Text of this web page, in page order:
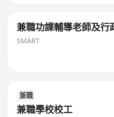
兼職功課輔導老師及行
SMART
兼職
兼職學校校工